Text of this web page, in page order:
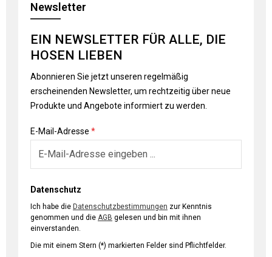
Newsletter
EIN NEWSLETTER FÜR ALLE, DIE
HOSEN LIEBEN
Abonnieren Sie jetzt unseren regelmäßig
erscheinenden Newsletter, um rechtzeitig über neue
Produkte und Angebote informiert zu werden.
E-Mail-Adresse *
Datenschutz
Ich habe die Datenschutzbestimmungen
genommen und die AGB
einverstanden.
Die mit einem Stern (*) markierten Felder sind Pflichtfelder.